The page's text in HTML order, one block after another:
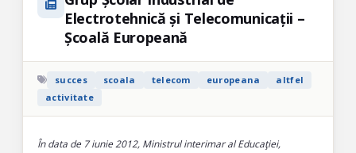
Electrotehnică și Telecomunicații –
Școală Europeană
succes scoala telecom europeana
altfel
activitate
În data de 7 iunie 2012, Ministrul interimar al Educaţiei,